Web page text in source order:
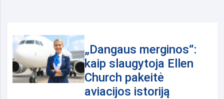
„Dangaus merginos“:
kaip slaugytoja Ellen
Church pakeitė
aviacijos istoriją